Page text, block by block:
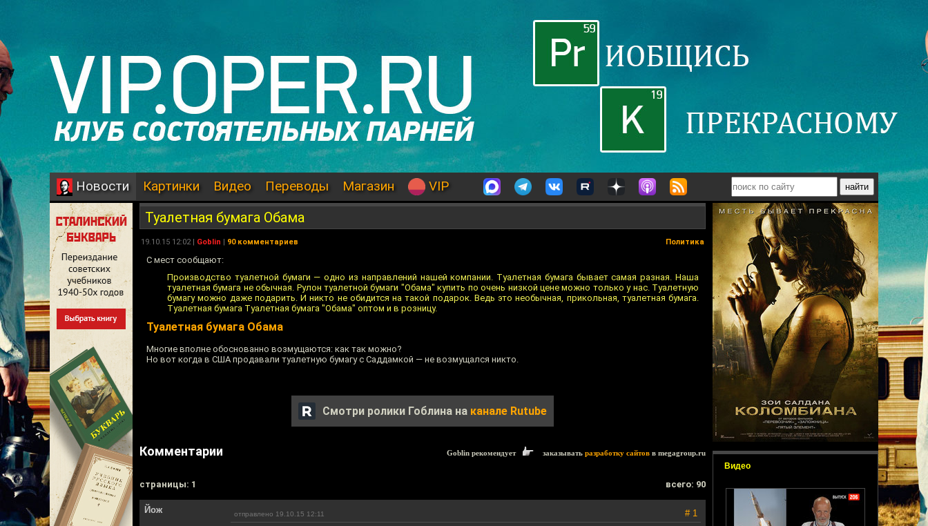
Новости Картинки Видео Переводы Магазин VIP
Видео
Туалетная бумага Обама
19.10.15 12:02 | Goblin | 90 комментариев Политика
С мест сообщают:
Производство туалетной бумаги — одно из направлений нашей компании. Туалетная бумага бывает самая разная. Наша
туалетная бумага не обычная. Рулон туалетной бумаги "Обама" купить по очень низкой цене можно только у нас. Туалетную
бумагу можно даже подарить. И никто не обидится на такой подарок. Ведь это необычная, прикольная, туалетная бумага.
Туалетная бумага Туалетная бумага "Обама" оптом и в розницу.
Туалетная бумага Обама
Многие вполне обоснованно возмущаются: как так можно?
Но вот когда в США продавали туалетную бумагу с Саддамкой — не возмущался никто.
Смотри ролики Гоблина на канале Rutube
Комментарии Goblin рекомендует заказывать разработку сайтов в megagroup.ru
cтраницы: 1 всего: 90
Йож отправлено 19.10.15 12:11 # 1